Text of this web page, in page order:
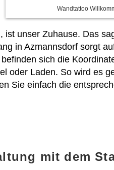
Wandtattoo
ist unser Zuhause. Das
in Azmannsdorf sorgt
sich die
oder Laden. So wird es
Sie einfach die
mit dem